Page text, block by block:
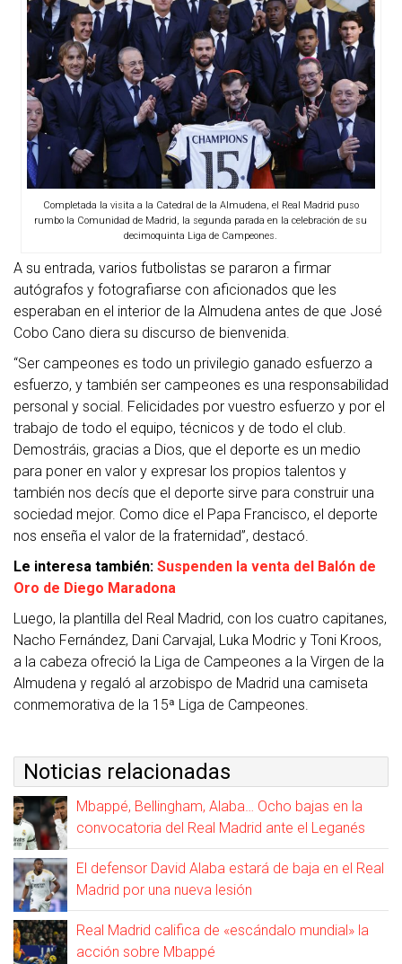
Completada la visita a la Catedral de la Almudena, el Real Madrid puso
rumbo la Comunidad de Madrid, la segunda parada en la celebración de su
decimoquinta Liga de Campeones.
A su entrada, varios futbolistas se pararon a firmar
autógrafos y fotografiarse con aficionados que les
esperaban en el interior de la Almudena antes de que José
Cobo Cano diera su discurso de bienvenida.
“Ser campeones es todo un privilegio ganado esfuerzo a
esfuerzo, y también ser campeones es una responsabilidad
personal y social. Felicidades por vuestro esfuerzo y por el
trabajo de todo el equipo, técnicos y de todo el club.
Demostráis, gracias a Dios, que el deporte es un medio
para poner en valor y expresar los propios talentos y
también nos decís que el deporte sirve para construir una
sociedad mejor. Como dice el Papa Francisco, el deporte
nos enseña el valor de la fraternidad”, destacó.
Le interesa también: Suspenden la venta del Balón de
Oro de Diego Maradona
Luego, la plantilla del Real Madrid, con los cuatro capitanes,
Nacho Fernández, Dani Carvajal, Luka Modric y Toni Kroos,
a la cabeza ofreció la Liga de Campeones a la Virgen de la
Almudena y regaló al arzobispo de Madrid una camiseta
conmemorativa de la 15ª Liga de Campeones.
Noticias relacionadas
Mbappé, Bellingham, Alaba… Ocho bajas en la
convocatoria del Real Madrid ante el Leganés
El defensor David Alaba estará de baja en el Real
Madrid por una nueva lesión
Real Madrid califica de «escándalo mundial» la
acción sobre Mbappé